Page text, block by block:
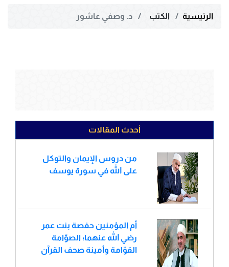
الرئيسية الكتب د. وصفي عاشور
أحدث المقالات
من دروس الإيمان والتوكل
على الله في سورة يوسف
أم المؤمنين حفصة بنت عمر
رضي الله عنهما؛ الصوّامة
القوّامة وأمينة صحف القرآن